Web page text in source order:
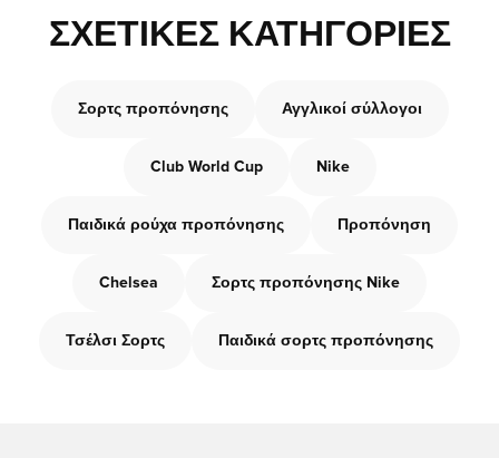
ΣΧΕΤΙΚΈΣ ΚΑΤΗΓΟΡΊΕΣ
Σορτς προπόνησης Αγγλικοί σύλλογοι
Club World Cup Nike
Παιδικά ρούχα προπόνησης Προπόνηση
Chelsea Σορτς προπόνησης Nike
Τσέλσι Σορτς Παιδικά σορτς προπόνησης